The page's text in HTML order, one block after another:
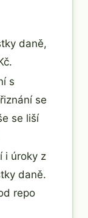
daně,
s
se
se liší
i úroky z
daně.
repo